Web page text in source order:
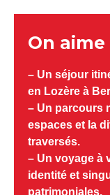
On aime
– Un séjour
en Lozère à
– Un parcours
espaces et la
traversés.
– Un voyage à
identité et
patrimoniales.